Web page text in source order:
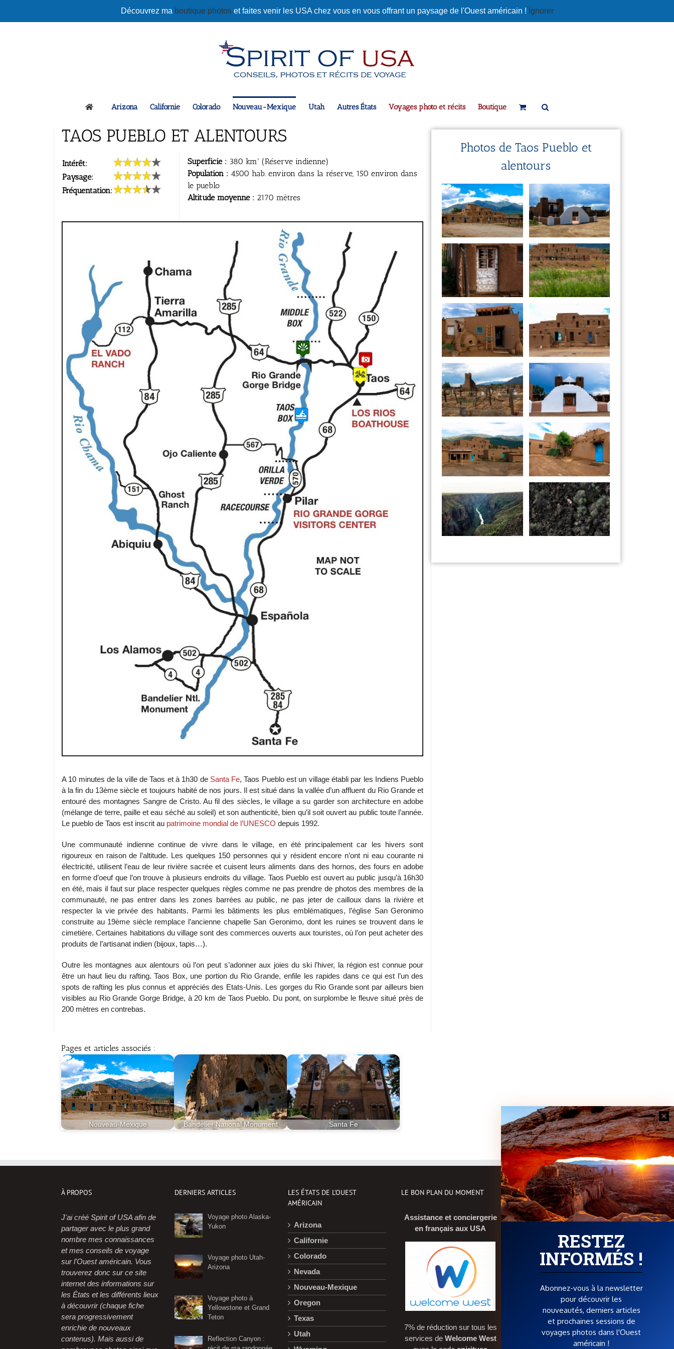
Découvrez ma boutique photos et faites venir les USA chez vous en vous offrant un paysage de l'Ouest américain ! Ignorer
Arizona Californie Colorado Nouveau-Mexique Utah Autres États Voyages photo et récits Boutique
TAOS PUEBLO ET ALENTOURS
Intérêt:
Paysage:
Fréquentation:
Superficie : 380 km² (Réserve indienne)
Population : 4500 hab. environ dans la réserve, 150 environ dans
le pueblo
Altitude moyenne : 2170 mètres
A 10 minutes de la ville de Taos et à 1h30 de Santa Fe, Taos Pueblo est un village établi par les Indiens Pueblo
à la fin du 13ème siècle et toujours habité de nos jours. Il est situé dans la vallée d’un affluent du Rio Grande et
entouré des montagnes Sangre de Cristo. Au fil des siècles, le village a su garder son architecture en adobe
(mélange de terre, paille et eau séché au soleil) et son authenticité, bien qu’il soit ouvert au public toute l’année.
Le pueblo de Taos est inscrit au patrimoine mondial de l’UNESCO depuis 1992.
Une communauté indienne continue de vivre dans le village, en été principalement car les hivers sont
rigoureux en raison de l’altitude. Les quelques 150 personnes qui y résident encore n’ont ni eau courante ni
électricité, utilisent l’eau de leur rivière sacrée et cuisent leurs aliments dans des hornos, des fours en adobe
en forme d’oeuf que l’on trouve à plusieurs endroits du village. Taos Pueblo est ouvert au public jusqu’à 16h30
en été, mais il faut sur place respecter quelques règles comme ne pas prendre de photos des membres de la
communauté, ne pas entrer dans les zones barrées au public, ne pas jeter de cailloux dans la rivière et
respecter la vie privée des habitants. Parmi les bâtiments les plus emblématiques, l’église San Geronimo
construite au 19ème siècle remplace l’ancienne chapelle San Geronimo, dont les ruines se trouvent dans le
cimetière. Certaines habitations du village sont des commerces ouverts aux touristes, où l’on peut acheter des
produits de l’artisanat indien (bijoux, tapis…).
Outre les montagnes aux alentours où l’on peut s’adonner aux joies du ski l’hiver, la région est connue pour
être un haut lieu du rafting. Taos Box, une portion du Rio Grande, enfile les rapides dans ce qui est l’un des
spots de rafting les plus connus et appréciés des Etats-Unis. Les gorges du Rio Grande sont par ailleurs bien
visibles au Rio Grande Gorge Bridge, à 20 km de Taos Pueblo. Du pont, on surplombe le fleuve situé près de
200 mètres en contrebas.
Photos de Taos Pueblo et
alentours
RESTEZ
INFORMÉS !
Abonnez-vous à la newsletter
pour découvrir les
nouveautés, derniers articles
et prochaines sessions de
voyages photos dans l'Ouest
américain !
Pages et articles associés :
Nouveau-Mexique Bandelier National Monument Santa Fe
À PROPOS
J'ai créé Spirit of USA afin de
partager avec le plus grand
nombre mes connaissances
et mes conseils de voyage
sur l'Ouest américain. Vous
trouverez donc sur ce site
internet des informations sur
les États et les différents lieux
à découvrir (chaque fiche
sera progressivement
enrichie de nouveaux
contenus). Mais aussi de
DERNIERS ARTICLES
Voyage photo Alaska-
Yukon
Voyage photo Utah-
Arizona
Voyage photo à
Yellowstone et Grand
Teton
Reflection Canyon :
LES ÉTATS DE L’OUEST
AMÉRICAIN
Arizona
Californie
Colorado
Nevada
Nouveau-Mexique
Oregon
Texas
Utah
LE BON PLAN DU MOMENT
Assistance et conciergerie
en français aux USA
7% de réduction sur tous les
services de Welcome West
EN SAVOIR PLUS
Qui suis-je ?
Foire aux questions (FAQ)
Me contacter
Réservations et bons plans
Boutique photos
POUR SOUTENIR SPIRIT OF USA